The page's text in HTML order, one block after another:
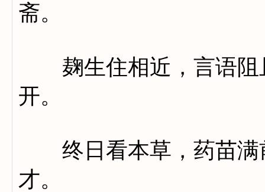
斋。
麹生住相近，言语阻
开。
终日看本草，药苗满
才。